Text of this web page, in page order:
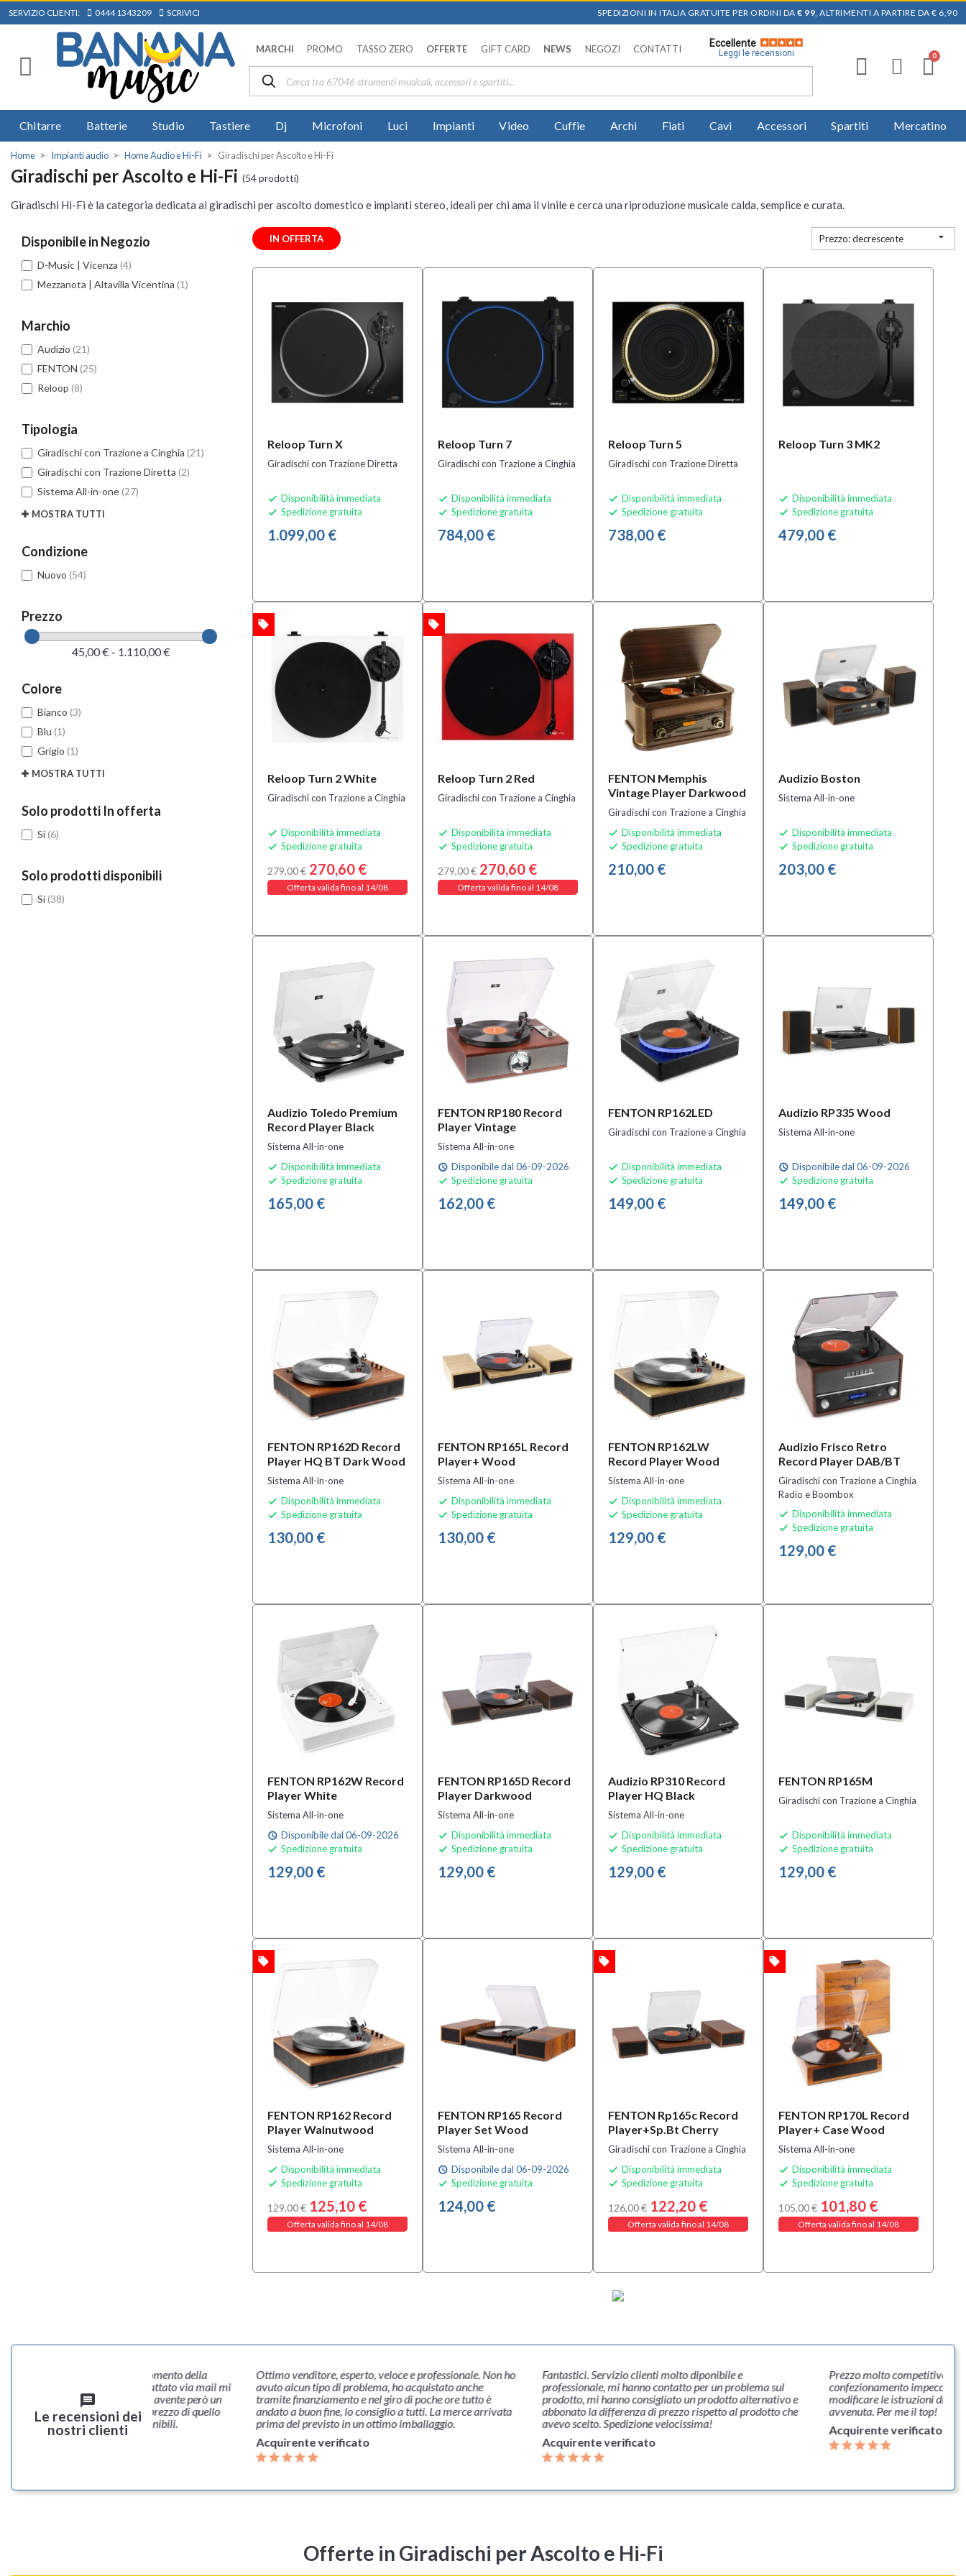
SERVIZIO CLIENTI: 0444 1343209 SCRIVICI SPEDIZIONI IN ITALIA GRATUITE PER ORDINI DA € 99, ALTRIMENTI A PARTIRE DA € 6,90
MARCHI PROMO TASSO ZERO OFFERTE GIFT CARD NEWS NEGOZI CONTATTI
Eccellente
Leggi le recensioni
Chitarre Batterie Studio Tastiere Dj Microfoni Luci Impianti Video Cuffie Archi Fiati Cavi Accessori Spartiti Mercatino
Home Impianti audio Home Audio e Hi-Fi Giradischi per Ascolto e Hi-Fi
Giradischi per Ascolto e Hi-Fi (54 prodotti)
Giradischi Hi-Fi è la categoria dedicata ai giradischi per ascolto domestico e impianti stereo, ideali per chi ama il vinile e cerca una riproduzione musicale calda, semplice e curata.
Disponibile in Negozio
D-Music | Vicenza (4)
Mezzanota | Altavilla Vicentina (1)
Marchio
Audizio (21)
FENTON (25)
Reloop (8)
Tipologia
Giradischi con Trazione a Cinghia (21)
Giradischi con Trazione Diretta (2)
Sistema All-in-one(27)
MOSTRA TUTTI
Condizione
Nuovo (54)
Prezzo
45,00 € - 1.110,00 €
Colore
Bianco (3)
Blu (1)
Grigio (1)
MOSTRA TUTTI
Solo prodotti In offerta
Si(6)
Solo prodotti disponibili
Si(38)
IN OFFERTA Prezzo: decrescente 
Reloop Turn X
Giradischi con Trazione Diretta
 Disponibilità immediata
 Spedizione gratuita
1.099,00 €
Reloop Turn 7
Giradischi con Trazione a Cinghia
 Disponibilità immediata
 Spedizione gratuita
784,00 €
Reloop Turn 5
Giradischi con Trazione Diretta
 Disponibilità immediata
 Spedizione gratuita
738,00 €
Reloop Turn 3 MK2
 Disponibilità immediata
 Spedizione gratuita
479,00 €
Reloop Turn 2 White
Giradischi con Trazione a Cinghia
 Disponibilità immediata
 Spedizione gratuita
279,00 € 270,60 €
Offerta valida fino al 14/08
local_offer
Reloop Turn 2 Red
Giradischi con Trazione a Cinghia
 Disponibilità immediata
 Spedizione gratuita
279,00 € 270,60 €
Offerta valida fino al 14/08
local_offer
FENTON Memphis
Vintage Player Darkwood
Giradischi con Trazione a Cinghia
 Disponibilità immediata
 Spedizione gratuita
210,00 €
Audizio Boston
Sistema All-in-one
 Disponibilità immediata
 Spedizione gratuita
203,00 €
Audizio Toledo Premium
Record Player Black
Sistema All-in-one
 Disponibilità immediata
 Spedizione gratuita
165,00 €
FENTON RP180 Record
Player Vintage
Sistema All-in-one
schedule Disponibile dal 06-09-2026
 Spedizione gratuita
162,00 €
FENTON RP162LED
Giradischi con Trazione a Cinghia
 Disponibilità immediata
 Spedizione gratuita
149,00 €
Audizio RP335 Wood
Sistema All-in-one
schedule Disponibile dal 06-09-2026
 Spedizione gratuita
149,00 €
FENTON RP162D Record
Player HQ BT Dark Wood
Sistema All-in-one
 Disponibilità immediata
 Spedizione gratuita
130,00 €
FENTON RP165L Record
Player+ Wood
Sistema All-in-one
 Disponibilità immediata
 Spedizione gratuita
130,00 €
FENTON RP162LW
Record Player Wood
Sistema All-in-one
 Disponibilità immediata
 Spedizione gratuita
129,00 €
Audizio Frisco Retro
Record Player DAB/BT
Giradischi con Trazione a Cinghia
Radio e Boombox
 Disponibilità immediata
 Spedizione gratuita
129,00 €
FENTON RP162W Record
Player White
Sistema All-in-one
schedule Disponibile dal 06-09-2026
 Spedizione gratuita
129,00 €
FENTON RP165D Record
Player Darkwood
Sistema All-in-one
 Disponibilità immediata
 Spedizione gratuita
129,00 €
Audizio RP310 Record
Player HQ Black
Sistema All-in-one
 Disponibilità immediata
 Spedizione gratuita
129,00 €
FENTON RP165M
Giradischi con Trazione a Cinghia
 Disponibilità immediata
 Spedizione gratuita
129,00 €
FENTON RP162 Record
Player Walnutwood
Sistema All-in-one
 Disponibilità immediata
 Spedizione gratuita
129,00 € 125,10 €
Offerta valida fino al 14/08
local_offer
FENTON RP165 Record
Player Set Wood
Sistema All-in-one
schedule Disponibile dal 06-09-2026
 Spedizione gratuita
124,00 €
FENTON Rp165c Record
Player+Sp.Bt Cherry
Giradischi con Trazione a Cinghia
 Disponibilità immediata
 Spedizione gratuita
126,00 € 122,20 €
Offerta valida fino al 14/08
local_offer
FENTON RP170L Record
Player+ Case Wood
Sistema All-in-one
 Disponibilità immediata
 Spedizione gratuita
105,00 € 101,80 €
Offerta valida fino al 14/08
local_offer
message
Le recensioni dei
nostri clienti
due prodotti uno però al momento della
non era più disponibile. Contattato via mail mi
proposto un prodotto alternativo avente però un
superiore allo stesso prezzo di quello
ordinato. Veloci e molto disponibili.
Ottimo venditore, esperto, veloce e professionale. Non ho
avuto alcun tipo di problema, ho acquistato anche
tramite finanziamento e nel giro di poche ore tutto è
andato a buon fine, lo consiglio a tutti. La merce arrivata
prima del previsto in un ottimo imballaggio.
Acquirente verificato
Fantastici. Servizio clienti molto diponibile e
professionale, mi hanno contatto per un problema sul
prodotto, mi hanno consigliato un prodotto alternativo e
abbonato la differenza di prezzo rispetto al prodotto che
avevo scelto. Spedizione velocissima!
Acquirente verificato
Prezzo molto competitivo.
confezionamento
modificare le istruzioni di
avvenuta. Per me il top!
Acquirente verificato
Offerte in Giradischi per Ascolto e Hi-Fi